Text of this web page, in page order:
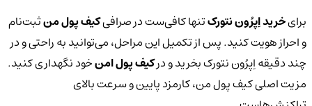
برایخرید اِپرُون نتورکتنها کافی‌ست در صرافیکیف پول منثبت‌نام
و احراز هویت کنید. پس از تکمیل این مراحل، می‌توانید به راحتی و در
چند دقیقه اِپرُون نتورک بخرید و درکیف پول امنخود نگهداری کنید.
مزیت اصلی کیف پول من، کارمزد پایین و سرعت بالای